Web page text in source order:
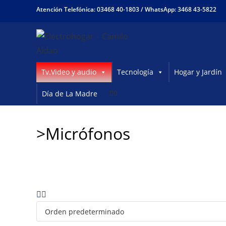
Atención Telefónica: 03468 40-1803 /WhatsApp: 3468 43-5822
Tv.Video y audio Tecnología Hogar y Jardín
Día de La Madre 0
>Micrófonos